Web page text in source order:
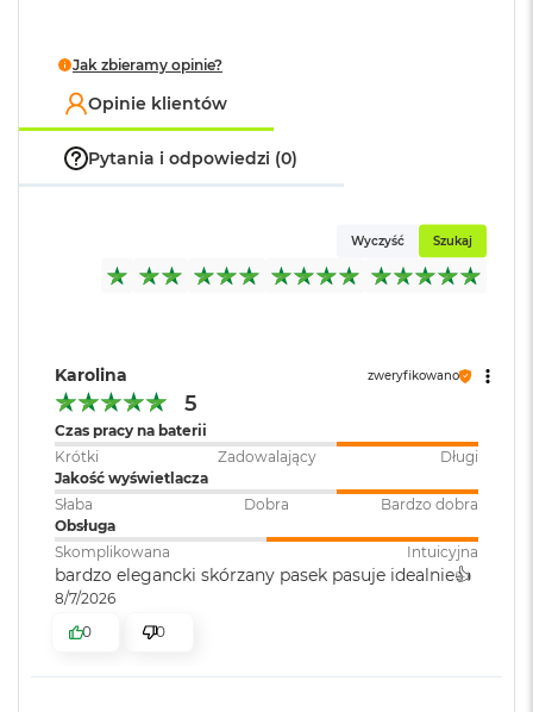
M
a
B
o
M
a
B
o
o
k
A
i
r
1
e
Jak zbieramy opinie?
Opinie klientów
Pytania i odpowiedzi (0)
Wyczyść Szukaj
Karolina zweryfikowano
5
Czas pracy na baterii
Krótki
Zadowalający
Długi
Jakość wyświetlacza
Słaba
Dobra
Bardzo dobra
Obsługa
Skomplikowana
Intuicyjna
bardzo elegancki skórzany pasek pasuje idealnie👍️
8/7/2026
0
0